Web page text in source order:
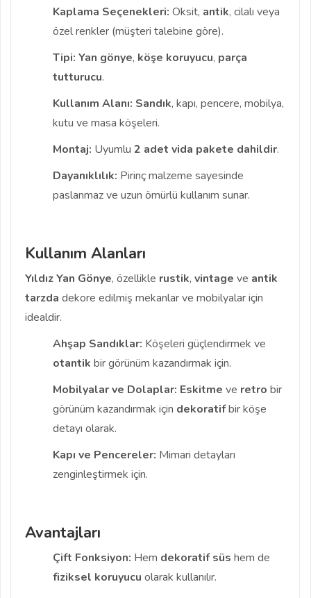
Kaplama Seçenekleri: Oksit, antik, cilalı veya
özel renkler (müşteri talebine göre).
Tipi: Yan gönye, köşe koruyucu, parça
tutturucu.
Kullanım Alanı: Sandık, kapı, pencere, mobilya,
kutu ve masa köşeleri.
Montaj: Uyumlu 2 adet vida pakete dahildir.
Dayanıklılık: Pirinç malzeme sayesinde
paslanmaz ve uzun ömürlü kullanım sunar.
Kullanım Alanları
Yıldız Yan Gönye, özellikle rustik, vintage ve antik
tarzda dekore edilmiş mekanlar ve mobilyalar için
idealdir.
Ahşap Sandıklar: Köşeleri güçlendirmek ve
otantik bir görünüm kazandırmak için.
Mobilyalar ve Dolaplar: Eskitme ve retro bir
görünüm kazandırmak için dekoratifbir köşe
detayı olarak.
Kapı ve Pencereler: Mimari detayları
zenginleştirmek için.
Avantajları
Çift Fonksiyon: Hem dekoratif süs hem de
fiziksel koruyucu olarak kullanılır.